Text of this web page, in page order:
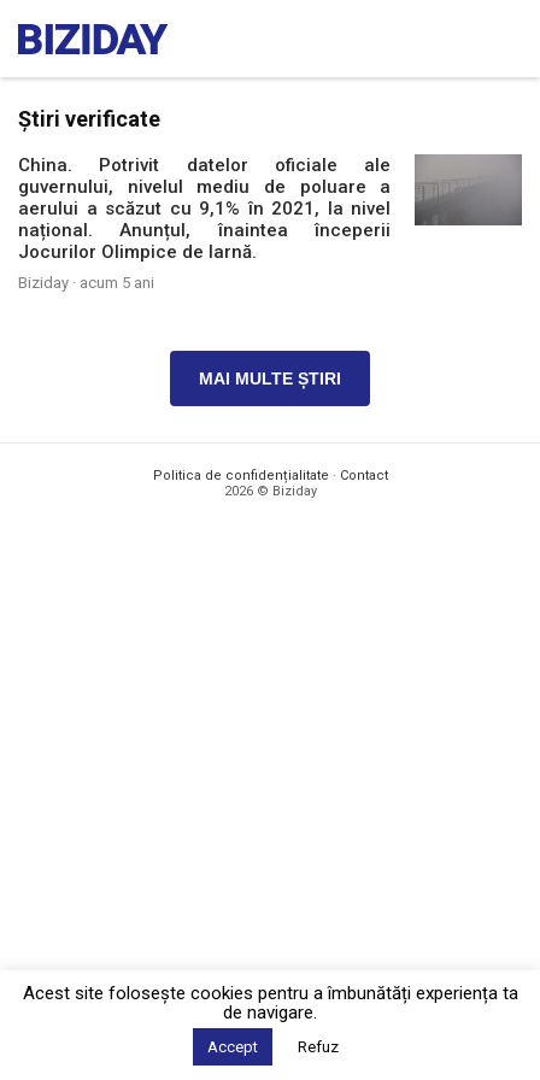
Știri verificate
China. Potrivit datelor oficiale ale
guvernului, nivelul mediu de poluare a
aerului a scăzut cu 9,1% în 2021, la nivel
național. Anunțul, înaintea începerii
Jocurilor Olimpice de Iarnă.
Biziday · acum 5 ani
MAI MULTE ȘTIRI
Politica de confidențialitate · Contact
2026 © Biziday
Acest site foloseşte cookies pentru a îmbunătăți experiența ta
de navigare.
Accept Refuz